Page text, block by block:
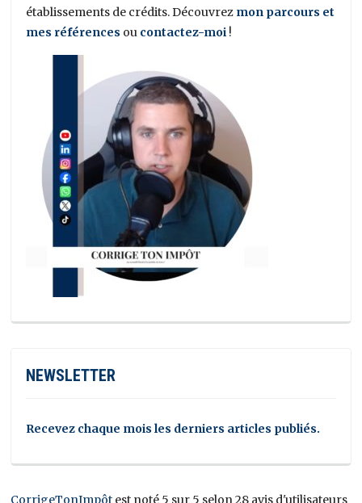
établissements de crédits. Découvrez mon parcours et
mes références ou contactez-moi !
NEWSLETTER
Recevez chaque mois les derniers articles publiés.
CorrigeTonImpôt est noté 5 sur 5 selon 28 avis d'utilisateurs